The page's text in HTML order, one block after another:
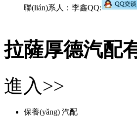
聯(lián)系人：李鑫QQ:
拉薩厚德汽配
進入>>
保養(yǎng) 汽配